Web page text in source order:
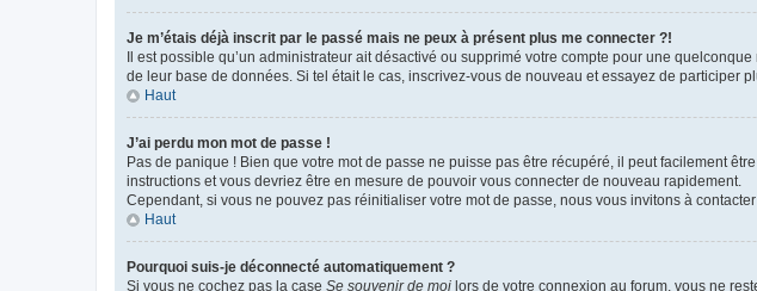
Je m’étais déjà inscrit par le passé mais ne peux à présent plus me connecter ?!
Il est possible qu’un administrateur ait désactivé ou supprimé votre compte pour une
de leur base de données. Si tel était le cas, inscrivez-vous de nouveau et essayez de participer
Haut
J’ai perdu mon mot de passe !
Pas de panique ! Bien que votre mot de passe ne puisse pas être récupéré, il peut facilement
instructions et vous devriez être en mesure de pouvoir vous connecter de nouveau rapidement.
Cependant, si vous ne pouvez pas réinitialiser votre mot de passe, nous vous invitons à
Haut
Pourquoi suis-je déconnecté automatiquement ?
Si vous ne cochez pas la case Se souvenir de moi lors de votre connexion au forum, vous ne